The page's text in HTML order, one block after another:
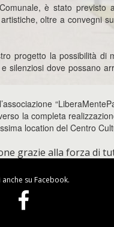
è stato previsto
oltre a convegni
progetto la possibilità di
silenziosi dove possano
la completa
location del Centro
grazie alla forza di
anche su Facebook.
